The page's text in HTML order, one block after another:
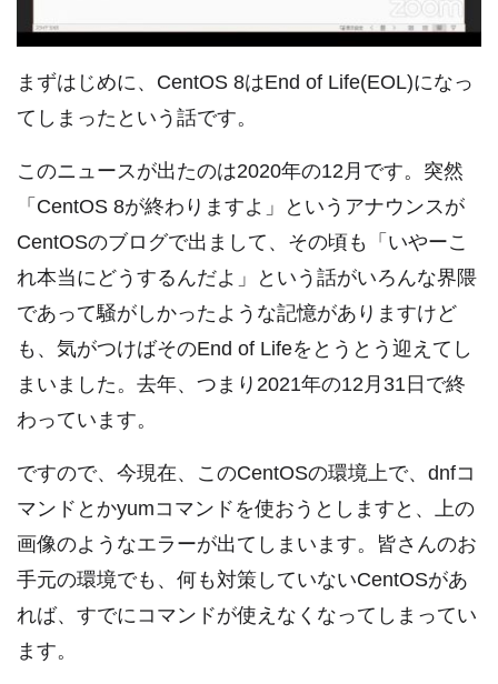
まずはじめに、CentOS 8はEnd of Life(EOL)になっ
てしまったという話です。
このニュースが出たのは2020年の12月です。突然
「CentOS 8が終わりますよ」というアナウンスが
CentOSのブログで出まして、その頃も「いやーこ
れ本当にどうするんだよ」という話がいろんな界隈
であって騒がしかったような記憶がありますけど
も、気がつけばそのEnd of Lifeをとうとう迎えてし
まいました。去年、つまり2021年の12月31日で終
わっています。
ですので、今現在、このCentOSの環境上で、dnfコ
マンドとかyumコマンドを使おうとしますと、上の
画像のようなエラーが出てしまいます。皆さんのお
手元の環境でも、何も対策していないCentOSがあ
れば、すでにコマンドが使えなくなってしまってい
ます。